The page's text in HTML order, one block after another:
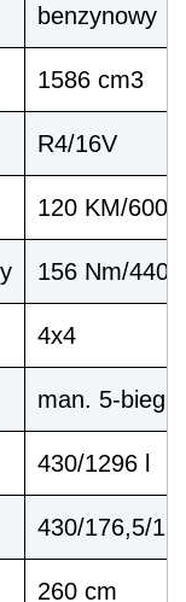
benzynowy
1586 cm3
R4/16V
120 KM/
156 Nm/
4x4
man. 5-bieg.
430/1296 l
430/176,5/
260 cm